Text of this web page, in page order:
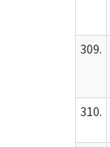
309.
310.